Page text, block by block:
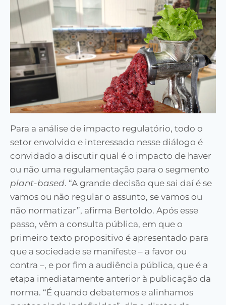
Para a análise de impacto regulatório, todo o
setor envolvido e interessado nesse diálogo é
convidado a discutir qual é o impacto de haver
ou não uma regulamentação para o segmento
plant-based. “A grande decisão que sai daí é se
vamos ou não regular o assunto, se vamos ou
não normatizar”, afirma Bertoldo. Após esse
passo, vêm a consulta pública, em que o
primeiro texto propositivo é apresentado para
que a sociedade se manifeste – a favor ou
contra –, e por fim a audiência pública, que é a
etapa imediatamente anterior à publicação da
norma. “É quando debatemos e alinhamos